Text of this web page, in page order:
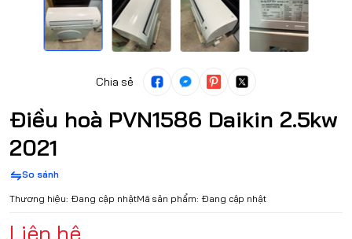
Chia sẻ
Điều hoà PVN1586 Daikin 2.5kw
2021
So sánh
Thương hiệu: Đang cập nhậtMã sản phẩm: Đang cập nhật
Liên hệ